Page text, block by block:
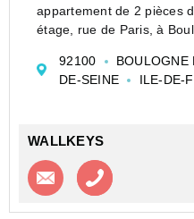
appartement de 2 pièces
étage, rue de Paris, à
26,80 m², idéal pour
92100 BOULOGNE
DE-SEINE
ILE-DE-
WALLKEYS
Contacter l'agence